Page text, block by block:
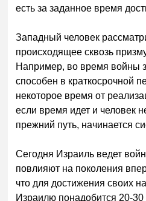
есть за заданное время
Западный человек
происходящее сквозь
Например, во время войны
способен в краткосрочной
некоторое время от
если время идет и человек
прежний путь, начинается
Сегодня Израиль ведет
повлияют на поколения
что для достижения своих
Израилю понадобится 20-